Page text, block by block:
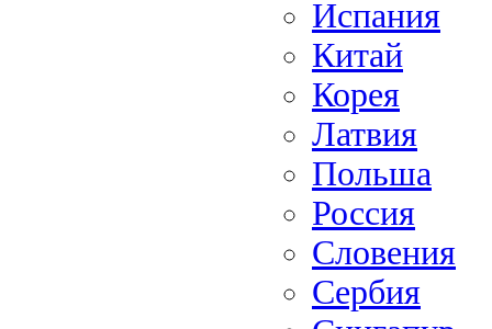
Испания
Китай
Корея
Латвия
Польша
Россия
Словения
Сербия